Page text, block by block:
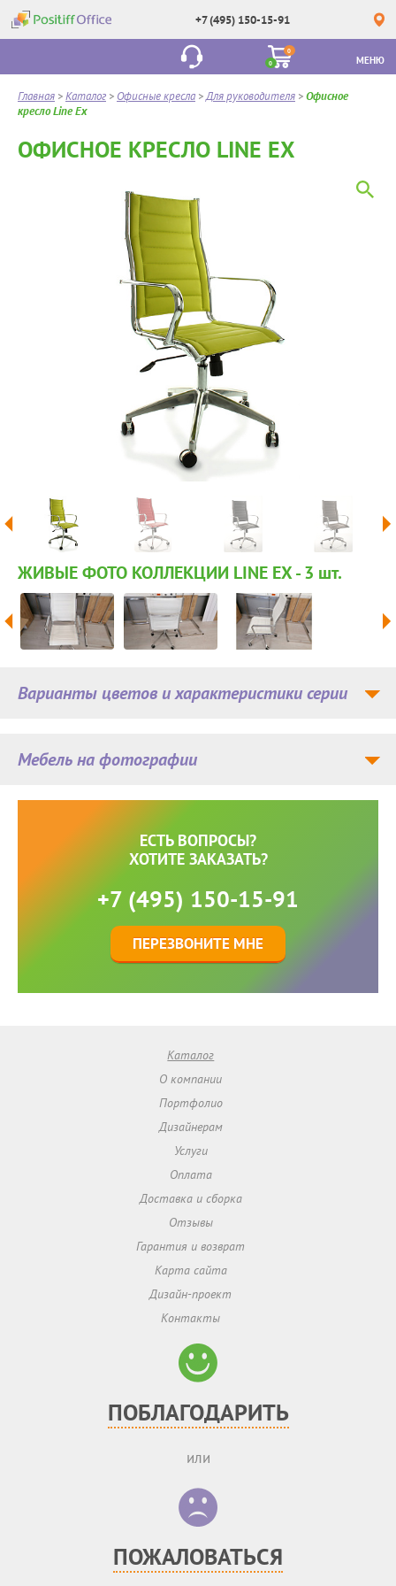
+7 (495) 150-15-91
0
0
МЕНЮ
Главная >Каталог > Офисные кресла >Для руководителя >Офисное
кресло Line Ex
ОФИСНОЕ КРЕСЛО LINE EX
ЖИВЫЕ ФОТО КОЛЛЕКЦИИ LINE EX - 3 шт.
Мебель на фотографии
Варианты цветов и характеристики серии
ЕСТЬ ВОПРОСЫ?
ХОТИТЕ ЗАКАЗАТЬ?
+7 (495) 150-15-91
ПЕРЕЗВОНИТЕ МНЕ
Каталог
О компании
Портфолио
Дизайнерам
Услуги
Оплата
Доставка и сборка
Отзывы
Гарантия и возврат
Карта сайта
Дизайн-проект
Контакты
ПОБЛАГОДАРИТЬ
или
ПОЖАЛОВАТЬСЯ